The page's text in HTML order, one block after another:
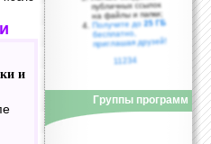
и
публичных ссылок
на файлы и папки;
Получите до25 ГБ
бесплатно,
приглашая друзей!
11234
Группы программ